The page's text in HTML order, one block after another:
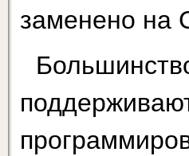
заменено на